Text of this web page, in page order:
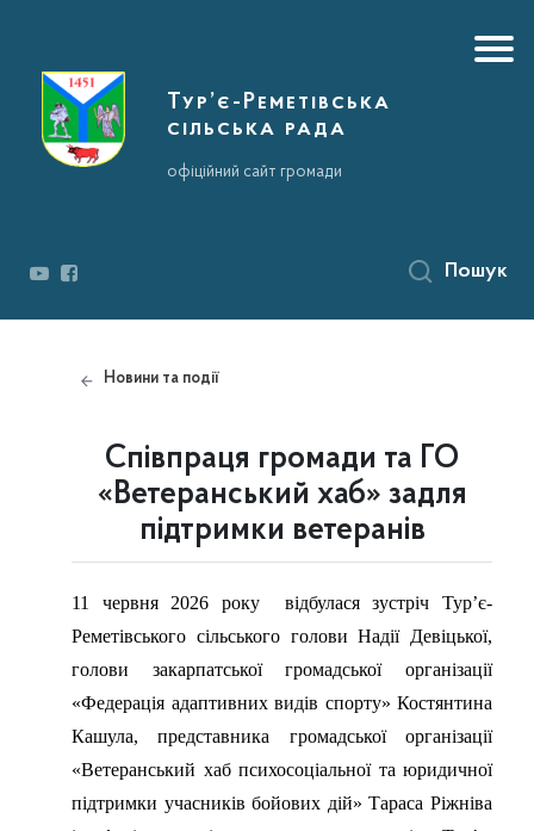
Тур’є-Реметівська
сільська рада
офіційний сайт громади
Пошук
Новини та події
Співпраця громади та ГО
«Ветеранський хаб» задля
підтримки ветеранів
11 червня 2026 року відбулася зустріч Тур’є-
Реметівського сільського голови Надії Девіцької,
голови закарпатської громадської організації
«Федерація адаптивних видів спорту» Костянтина
Кашула, представника громадської організації
«Ветеранський хаб психосоціальної та юридичної
підтримки учасників бойових дій» Тараса Ріжніва